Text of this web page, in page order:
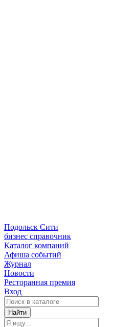
Подольск Сити
бизнес справочник
Каталог компаний
Афиша событий
Журнал
Новости
Ресторанная премия
Вход
Найти